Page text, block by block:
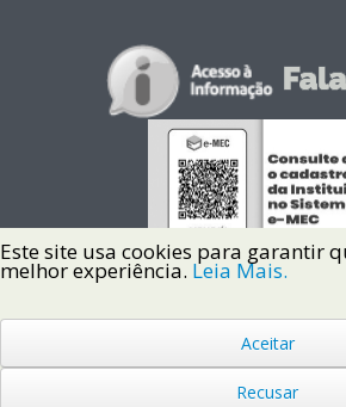
Copyright © 2022 Instituto Federal de
Todos os Direitos
Este site usa cookies para garantir
melhor experiência. Leia Mais.
Aceitar
Recusar